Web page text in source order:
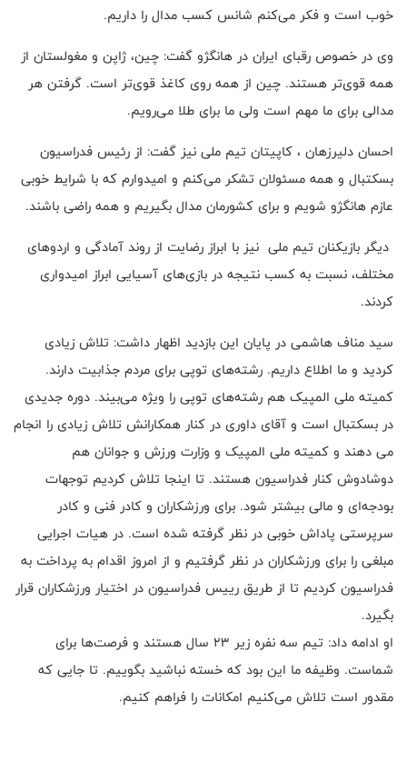
خوب است و فکر می‌کنم شانس کسب مدال را داریم.
وی در خصوص رقبای ایران در هانگژو گفت: چین، ژاپن و مغولستان از
همه قوی‌تر هستند. چین از همه روی کاغذ قوی‌تر است. گرفتن هر
مدالی برای ما مهم است ولی ما برای طلا می‌رویم.
احسان دلیرزهان ، کاپیتان تیم ملی نیز گفت: از رئیس فدراسیون
بسکتبال و همه مسئولان تشکر می‌کنم و امیدوارم که با شرایط خوبی
عازم هانگژو شویم و برای کشورمان مدال بگیریم و همه راضی باشند.
دیگر بازیکنان تیم ملی نیز با ابراز رضایت از روند آمادگی و اردوهای
مختلف، نسبت به کسب نتیجه در بازی‌های آسیایی ابراز امیدواری
کردند.
سید مناف هاشمی در پایان این بازدید اظهار داشت: تلاش زیادی
کردید و ما اطلاع داریم. رشته‌های توپی برای مردم جذابیت دارند.
کمیته ملی المپیک هم رشته‌های توپی را ویژه می‌بیند. دوره جدیدی
در بسکتبال است و آقای داوری در کنار همکارانش تلاش زیادی را انجام
می دهند و کمیته ملی المپیک و وزارت ورزش و جوانان هم
دوشادوش کنار فدراسیون هستند. تا اینجا تلاش کردیم توجهات
بودجه‌ای و مالی بیشتر شود. برای ورزشکاران و کادر فنی و کادر
سرپرستی پاداش خوبی در نظر گرفته شده است. در هیات اجرایی
مبلغی را برای ورزشکاران در نظر گرفتیم و از امروز اقدام به پرداخت به
فدراسیون کردیم تا از طریق رییس فدراسیون در اختیار ورزشکاران قرار
بگیرد.
او ادامه داد: تیم سه نفره زیر ۲۳ سال هستند و فرصت‌ها برای
شماست‌. وظیفه ما این بود که خسته نباشید بگوییم. تا جایی که
مقدور است تلاش می‌کنیم امکانات را فراهم کنیم.